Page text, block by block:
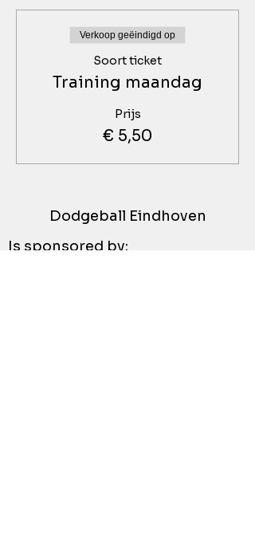
Verkoop geëindigd op
Soort ticket
Training maandag
Prijs
€ 5,50
Dodgeball Eindhoven
Is sponsored by: